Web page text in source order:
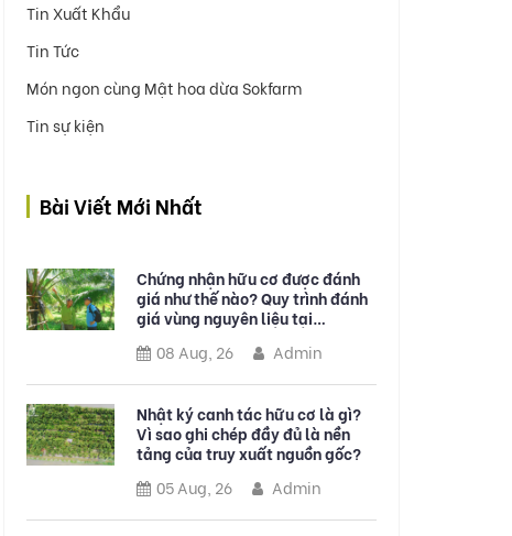
Tin Xuất Khẩu
Tin Tức
Món ngon cùng Mật hoa dừa Sokfarm
Tin sự kiện
Bài Viết Mới Nhất
Chứng nhận hữu cơ được đánh
giá như thế nào? Quy trình đánh
giá vùng nguyên liệu tại
08 Aug, 26 Admin
Nhật ký canh tác hữu cơ là gì?
Vì sao ghi chép đầy đủ là nền
tảng của truy xuất nguồn gốc?
05 Aug, 26
Admin